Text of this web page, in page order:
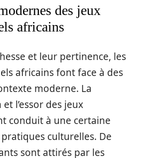
des jeux
africains
et leur pertinence, les
africains font face à des
moderne. La
l’essor des jeux
conduit à une certaine
culturelles. De
sont attirés par les